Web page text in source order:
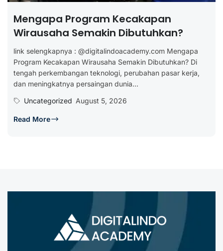
Mengapa Program Kecakapan
Wirausaha Semakin Dibutuhkan?
link selengkapnya : @digitalindoacademy.com Mengapa
Program Kecakapan Wirausaha Semakin Dibutuhkan? Di
tengah perkembangan teknologi, perubahan pasar kerja,
dan meningkatnya persaingan dunia...
Uncategorized August 5, 2026
Read More